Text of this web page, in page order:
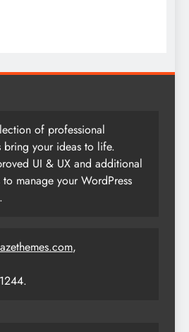
of professional
bring your ideas to life.
UI & UX and additional
manage your WordPress
,